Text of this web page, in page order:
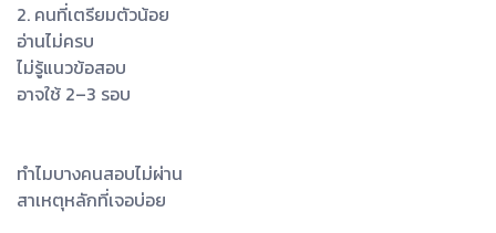
2. คนที่เตรียมตัวน้อย
อ่านไม่ครบ
ไม่รู้แนวข้อสอบ
อาจใช้ 2–3 รอบ
ทำไมบางคนสอบไม่ผ่าน
สาเหตุหลักที่เจอบ่อย